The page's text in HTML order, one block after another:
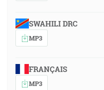
SWAHILI DRC
MP3
FRANÇAIS
MP3